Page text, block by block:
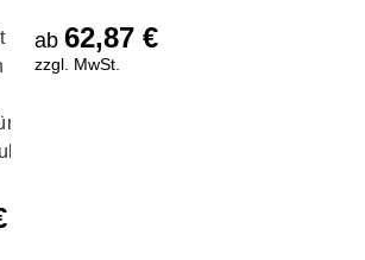
ab 62,87 €
zzgl. MwSt.